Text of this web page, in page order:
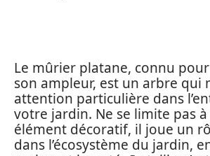
Le mûrier platane, connu
son ampleur, est un arbre qui
attention particulière dans
votre jardin. Ne se limite pas
élément décoratif, il joue un
dans l’écosystème du jardin,